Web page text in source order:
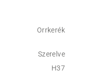
Orrkerék
Szerelve
H37